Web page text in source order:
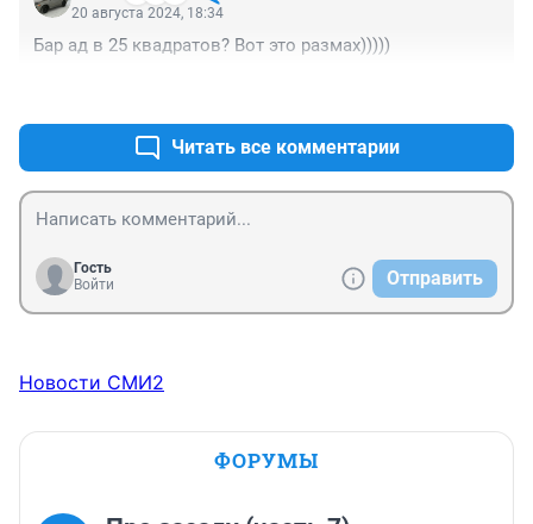
20 августа 2024, 18:34
Бар ад в 25 квадратов? Вот это размах)))))
Читать все комментарии
Гость
Войти
Отправить
Новости СМИ2
ФОРУМЫ